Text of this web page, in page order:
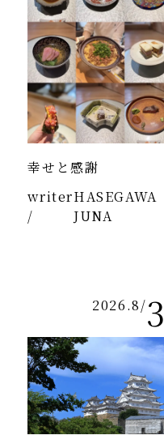
幸せと感謝
writer
/
HASEGAWA
JUNA
2026.8/3